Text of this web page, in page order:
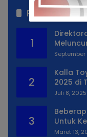
Populer
1
2
Kalla
2025 di
Spesial
Juli 8, 2025
3
Untuk
Maret 13,